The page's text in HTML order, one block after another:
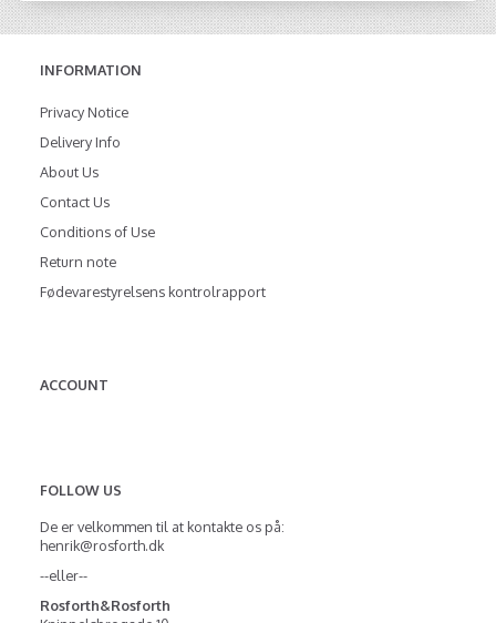
INFORMATION
Privacy Notice
Delivery Info
About Us
Contact Us
Conditions of Use
Return note
Fødevarestyrelsens kontrolrapport
ACCOUNT
FOLLOW US
De er velkommen til at kontakte os på:
henrik@rosforth.dk
--eller--
Rosforth&Rosforth